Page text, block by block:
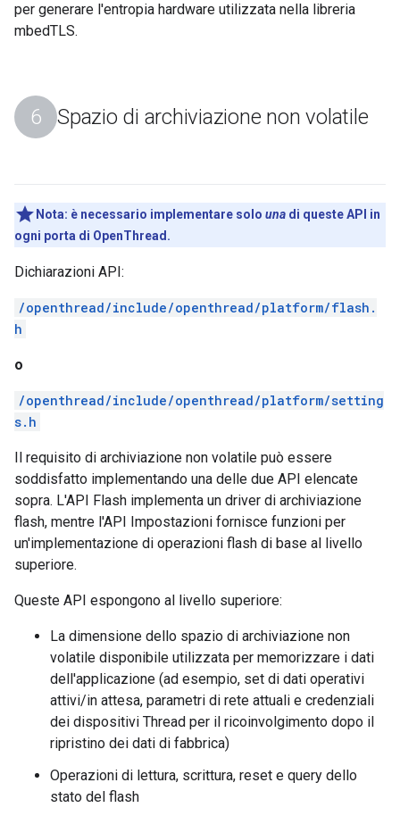
per generare l'entropia hardware utilizzata nella libreria
mbedTLS.
Spazio di archiviazione non volatile
Nota: è necessario implementare solo una di queste API in
ogni porta di OpenThread.
Dichiarazioni API:
/openthread/include/openthread/platform/flash.
h
o
/openthread/include/openthread/platform/setting
s.h
Il requisito di archiviazione non volatile può essere
soddisfatto implementando una delle due API elencate
sopra. L'API Flash implementa un driver di archiviazione
flash, mentre l'API Impostazioni fornisce funzioni per
un'implementazione di operazioni flash di base al livello
superiore.
Queste API espongono al livello superiore:
La dimensione dello spazio di archiviazione non
volatile disponibile utilizzata per memorizzare i dati
dell'applicazione (ad esempio, set di dati operativi
attivi/in attesa, parametri di rete attuali e credenziali
dei dispositivi Thread per il ricoinvolgimento dopo il
ripristino dei dati di fabbrica)
Operazioni di lettura, scrittura, reset e query dello
stato del flash